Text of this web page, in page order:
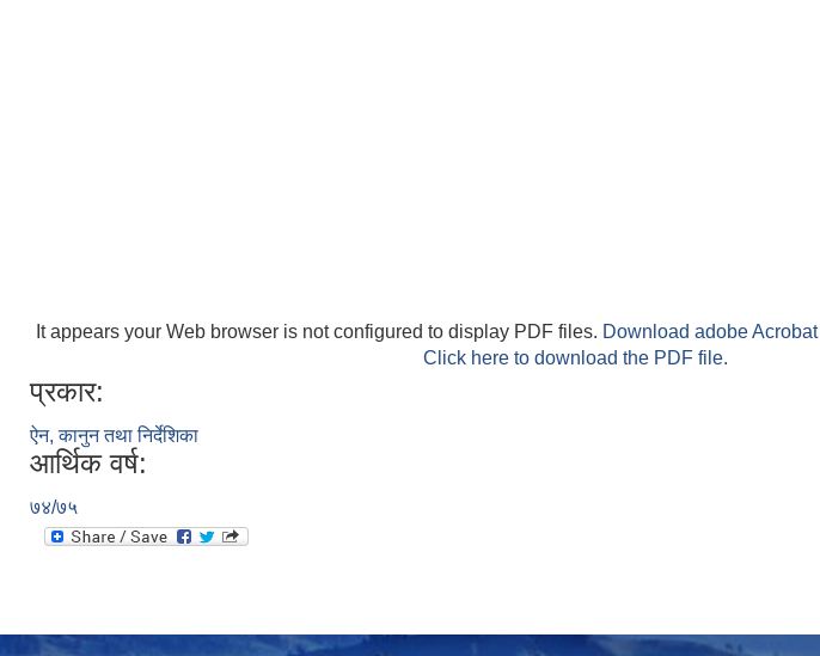
It appears your Web browser is not configured to display PDF files. Download adobe Acrobat
Click here to download the PDF file.
प्रकार:
ऐन, कानुन तथा निर्देशिका
आर्थिक वर्ष:
७४/७५